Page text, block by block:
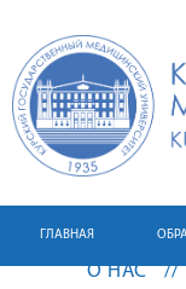
ГЛАВНАЯ
О НАС